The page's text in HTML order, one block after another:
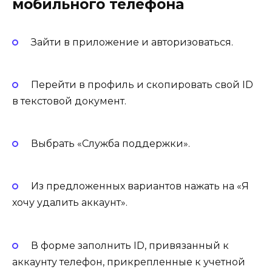
мобильного телефона
Зайти в приложение и авторизоваться.
Перейти в профиль и скопировать свой ID
в текстовой документ.
Выбрать «Служба поддержки».
Из предложенных вариантов нажать на «Я
хочу удалить аккаунт».
В форме заполнить ID, привязанный к
аккаунту телефон, прикрепленные к учетной